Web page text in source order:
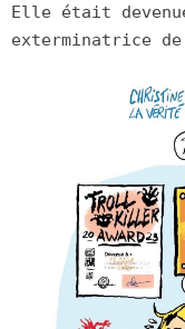
Elle était
exterminatrice